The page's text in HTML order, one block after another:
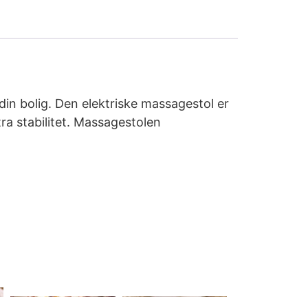
bolig. Den elektriske massagestol er
stabilitet. Massagestolen